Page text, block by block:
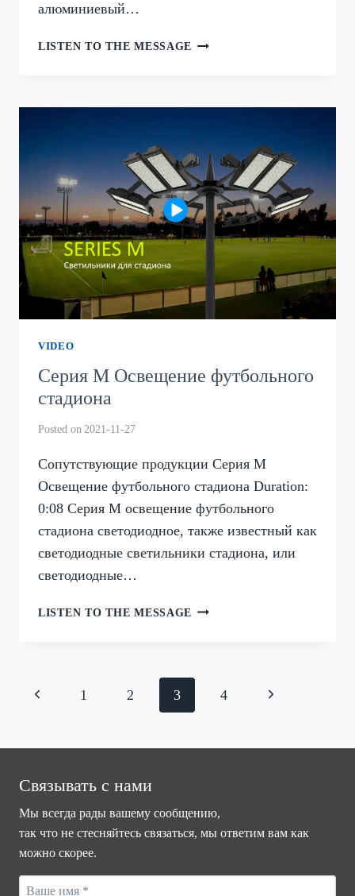
алюминиевый…
LISTEN TO THE MESSAGE СЕРИЯ
VIDEO
Серия M Освещение футбольного
стадиона
Posted on 2021-11-27
Сопутствующие продукции Серия M
Освещение футбольного стадиона Duration:
0:08 Серия M освещение футбольного
стадиона светодиодное, также известный как
светодиодные светильники стадиона, или
светодиодные…
LISTEN TO THE MESSAGE СЕРИЯ
СТАДИОНА
Page
Previous
1 2 3 4
Next
Связывать с нами
Мы всегда рады вашему сообщению,
так что не стесняйтесь связаться, мы ответим вам как
можно скорее.